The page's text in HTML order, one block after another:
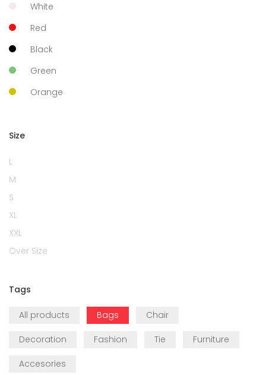
White
Red
Black
Green
Orange
Size
L
M
S
XL
XXL
Over Size
Tags
All products Bags Chair
Decoration Fashion Tie Furniture
Accesories